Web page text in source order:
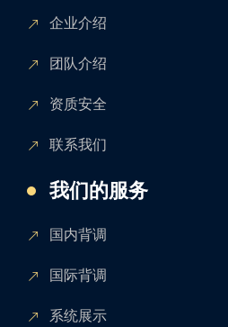
企业介绍
团队介绍
资质安全
联系我们
我们的服务
国内背调
国际背调
系统展示